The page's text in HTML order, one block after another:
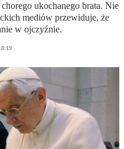
ukochanego brata. Nie
mediów przewiduje, że
w ojczyźnie.